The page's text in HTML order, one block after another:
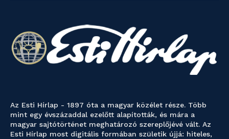
Az Esti Hírlap - 1897 óta a magyar közélet része. Több
mint egy évszázaddal ezelőtt alapították, és mára a
magyar sajtótörténet meghatározó szereplőjévé vált. Az
Esti Hírlap most digitális formában születik újjá: hiteles,